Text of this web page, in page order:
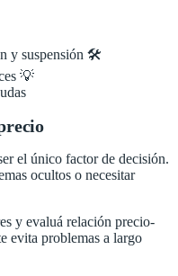
y suspensión 🛠️
💡
el único factor de decisión.
ocultos o necesitar
y evaluá relación precio-
evita problemas a largo